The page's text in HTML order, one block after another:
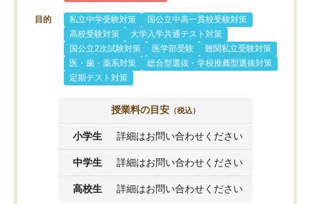
目的 私立中学受験対策
国公立中高一貫校受験対策
高校受験対策
大学入学共通テスト対策
国公立2次試験対策
医学部受験
難関私立受験対策
医・歯・薬系対策
総合型選抜・学校推薦型選抜対策
定期テスト対策
授業料の目安 （税込）
小学生 詳細はお問い合わせください
中学生 詳細はお問い合わせください
高校生 詳細はお問い合わせください